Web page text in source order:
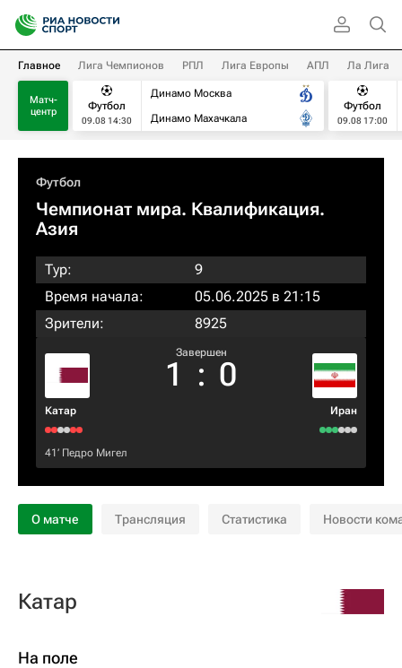
Главное Лига Чемпионов РПЛ Лига Европы АПЛ Ла Лига
Матч-
центр
Футбол
09.08 14:30
Динамо Москва
Динамо Махачкала
Футбол
09.08 17:00
Футбол
Чемпионат мира. Квалификация.
Азия
Тур:
9
Время начала:
05.06.2025 в 21:15
Зрители:
8925
Катар
Завершен
1 : 0
Иран
41‎’‎ Педро Мигел
О матче Трансляция Статистика Новости
Катар
На поле